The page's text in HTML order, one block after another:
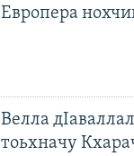
Европера
Велла
тоьхначу